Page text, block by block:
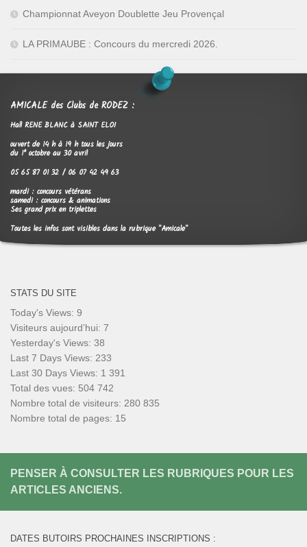
Championnat Aveyon Doublette Jeu Provençal
LA PRIMAUBE : Concours du mercredi 2026.
AMICALE des Clubs de RODEZ :
Hall RENE BLANC à SAINT ELOI
ouvert de 14 h à 19 h tous les jours
du 1° octobre au 30 avril
05 65 87 01 32 / 06 07 42 49 63
mardi : concours vétérans
samedi : concours & animations
Ses grand prix en triplettes
Toutes les infos sont visibles dans la rubrique "Amicale"
STATS DU SITE
Today's Views: 9
Visiteurs aujourd’hui: 7
Yesterday's Views: 38
Last 7 Days Views: 233
Last 30 Days Views: 1 391
Total des vues: 504 742
Nombre total de visiteurs: 280 835
Nombre total de pages: 15
PENSER À CONSULTER LES RUBRIQUES POUR LES
ARTICLES ANCIENS.
DATES BUTOIRS PROCHAINES INSCRIPTIONS :